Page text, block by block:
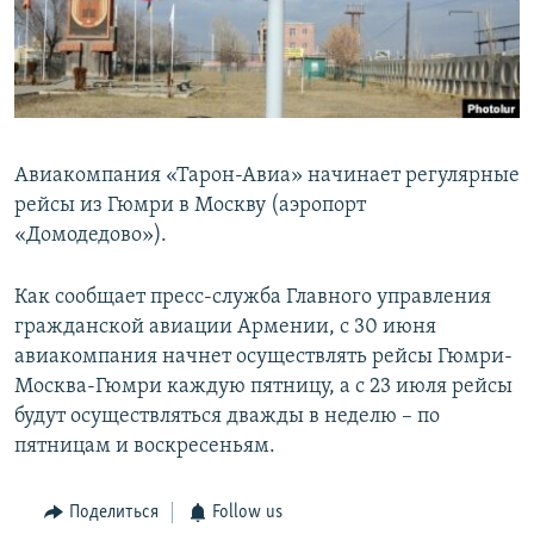
Հայերեն
English
Все сайты Радио Азатутюн
Авиакомпания «Тарон­-Авиа» начинает регулярные
рейсы из Гюмри в Москву (аэропорт
«Домодедово»).
Как сообщает пресс­-служба Главного управления
гражданской авиации Армении, с 30 июня
авиакомпания начнет осуществлять рейсы Гюмри-
Москва-Гюмри каждую пятницу, а с 23 июля рейсы
будут осуществляться дважды в неделю – по
пятницам и воскресеньям.
Поделиться Follow us